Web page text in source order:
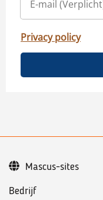
Privacy policy
Bedrijf
Mascus-sites